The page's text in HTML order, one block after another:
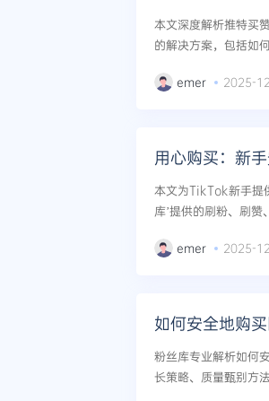
本文深度解析推特买
的解决方案，包括如
emer 2025-
用心购买：新
本文为TikTok新手提
库’提供的刷粉、刷
emer 2025-
如何安全地购
粉丝库专业解析如何
长策略、质量甄别方